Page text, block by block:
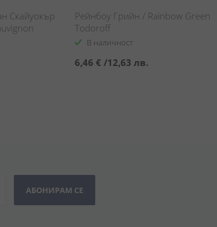
Скайуокър
BiB
Рейнбоу Грийн / Rainbow Green
Todoroff
В наличност
6,46 € /12,63 лв.
АБОНИРАМ СЕ